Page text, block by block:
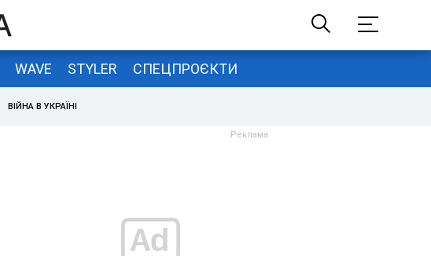
WAVE STYLER СПЕЦПРОЄКТИ
ВІЙНА В УКРАЇНІ